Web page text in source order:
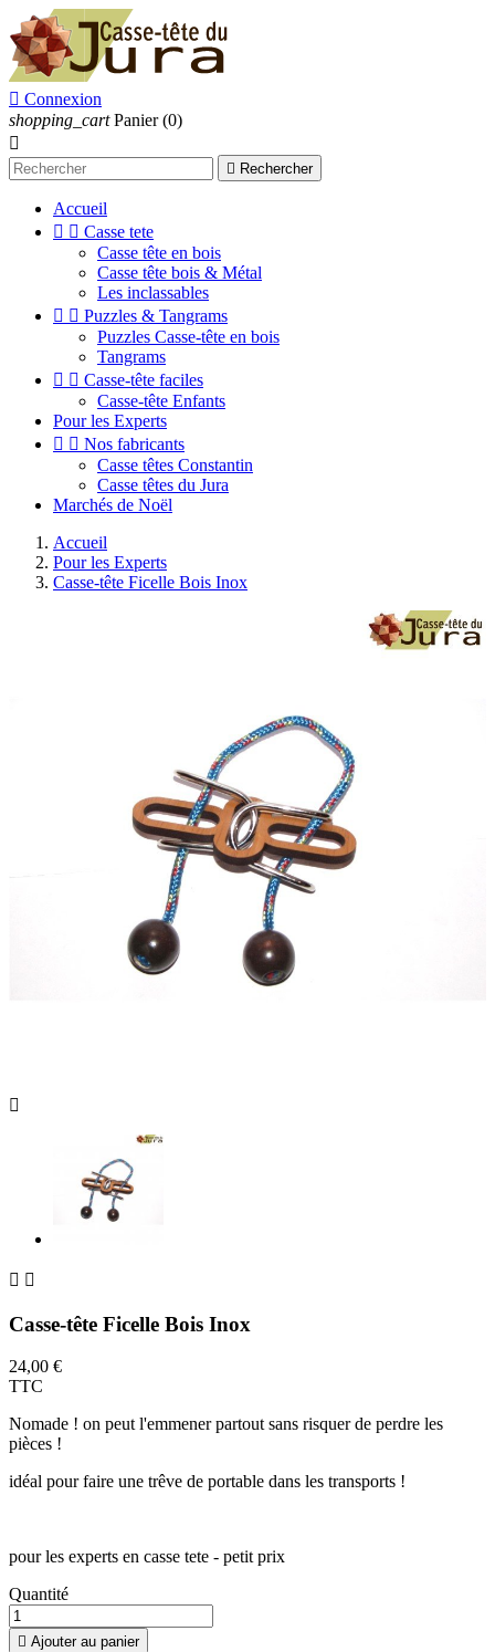
 Connexion
shopping_cart Panier (0)

 Rechercher
Accueil
  Casse tete
Casse tête en bois
Casse tête bois & Métal
Les inclassables
  Puzzles & Tangrams
Puzzles Casse-tête en bois
Tangrams
  Casse-tête faciles
Casse-tête Enfants
Pour les Experts
  Nos fabricants
Casse têtes Constantin
Casse têtes du Jura
Marchés de Noël
Accueil
Pour les Experts
Casse-tête Ficelle Bois Inox

 
Casse-tête Ficelle Bois Inox
24,00 €
TTC
Nomade ! on peut l'emmener partout sans risquer de perdre les
pièces !
idéal pour faire une trêve de portable dans les transports !
pour les experts en casse tete - petit prix
Quantité
 Ajouter au panier